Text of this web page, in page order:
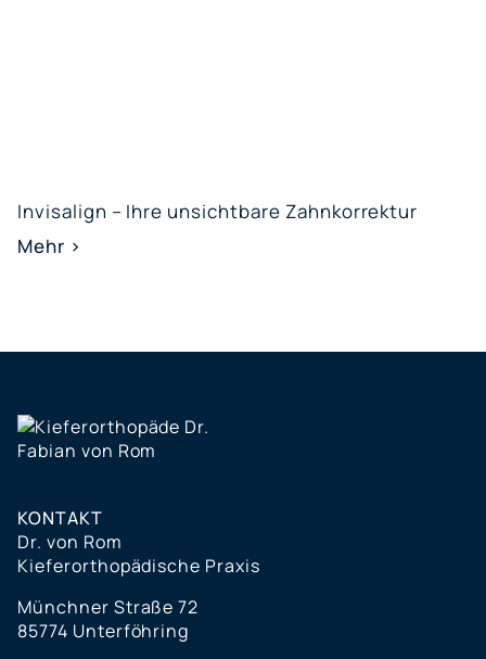
Invisalign – Ihre unsichtbare Zahnkorrektur
Mehr >
KONTAKT
Dr. von Rom
Kieferorthopädische Praxis
Münchner Straße 72
85774 Unterföhring